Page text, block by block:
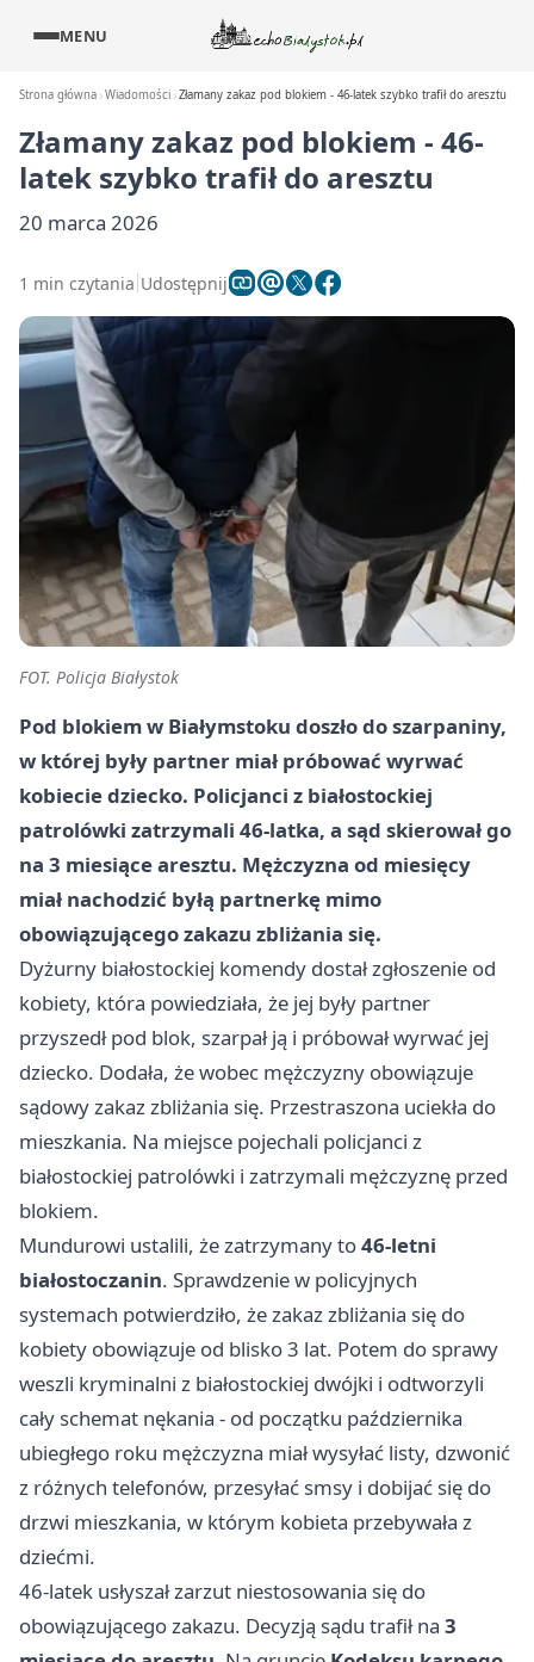
MENU
Strona główna Wiadomości Złamany zakaz pod blokiem - 46-latek szybko trafił do aresztu
Złamany zakaz pod blokiem - 46-
latek szybko trafił do aresztu
20 marca 2026
1 min czytania Udostępnij
FOT. Policja Białystok
Pod blokiem w Białymstoku doszło do szarpaniny,
w której były partner miał próbować wyrwać
kobiecie dziecko. Policjanci z białostockiej
patrolówki zatrzymali 46-latka, a sąd skierował go
na 3 miesiące aresztu. Mężczyzna od miesięcy
miał nachodzić byłą partnerkę mimo
obowiązującego zakazu zbliżania się.
Dyżurny białostockiej komendy dostał zgłoszenie od
kobiety, która powiedziała, że jej były partner
przyszedł pod blok, szarpał ją i próbował wyrwać jej
dziecko. Dodała, że wobec mężczyzny obowiązuje
sądowy zakaz zbliżania się. Przestraszona uciekła do
mieszkania. Na miejsce pojechali policjanci z
białostockiej patrolówki i zatrzymali mężczyznę przed
blokiem.
Mundurowi ustalili, że zatrzymany to46-letni
białostoczanin. Sprawdzenie w policyjnych
systemach potwierdziło, że zakaz zbliżania się do
kobiety obowiązuje od blisko 3 lat. Potem do sprawy
weszli kryminalni z białostockiej dwójki i odtworzyli
cały schemat nękania - od początku października
ubiegłego roku mężczyzna miał wysyłać listy, dzwonić
z różnych telefonów, przesyłać smsy i dobijać się do
drzwi mieszkania, w którym kobieta przebywała z
dziećmi.
46-latek usłyszał zarzut niestosowania się do
obowiązującego zakazu. Decyzją sądu trafił na 3